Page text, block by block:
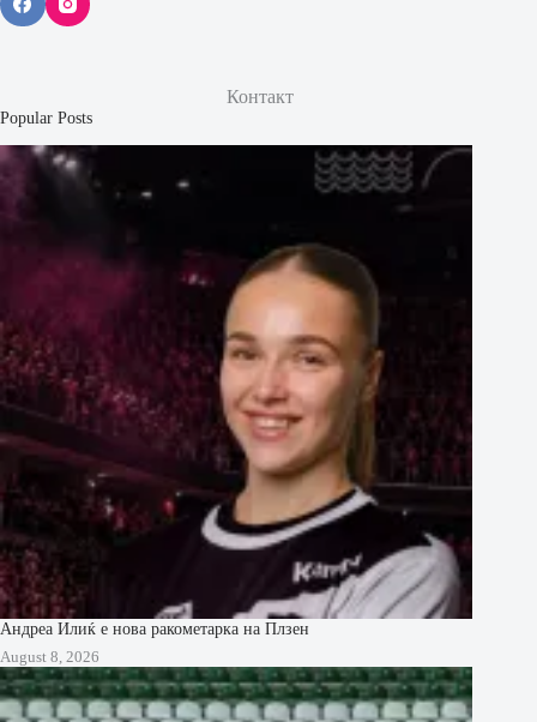
Контакт
Popular Posts
Андреа Илиќ е нова ракометарка на Плзен
August 8, 2026